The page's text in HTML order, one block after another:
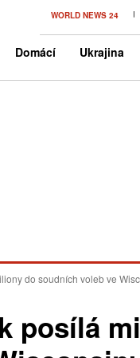
WORLD NEWS 24
Domácí Ukrajina
do soudních voleb ve
posílá